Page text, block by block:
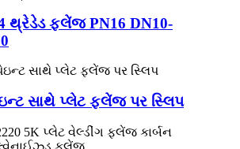
થ્રેડેડ ફ્લેંજ PN16 DN10-
સાથે પ્લેટ ફ્લેંજ પર સ્લિપ